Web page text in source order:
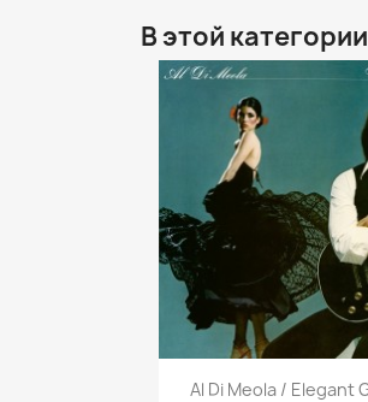
В этой
Быстрый
Al Di Meola / Elegant